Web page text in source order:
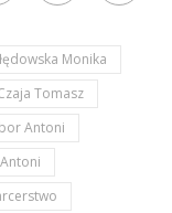
Monika
Tomasz
Antoni